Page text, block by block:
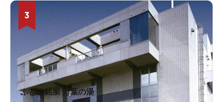
3
ふとみ銘泉 万葉の湯